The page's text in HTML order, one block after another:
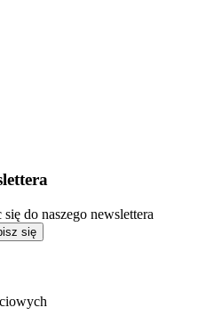
do naszego newslettera
się